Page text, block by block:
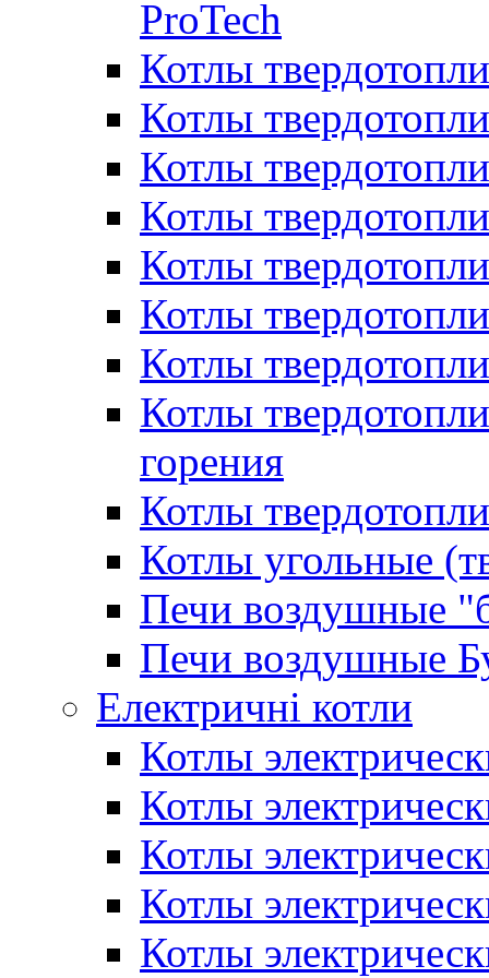
ProTech
Котлы
Котлы
Котлы
Котлы
Котлы
Котлы
Котлы
Котлы
горения
Котлы
Котлы угольные
Печи воздушные
Печи воздушные
Електричні котли
Котлы
Котлы
Котлы
Котлы
Котлы